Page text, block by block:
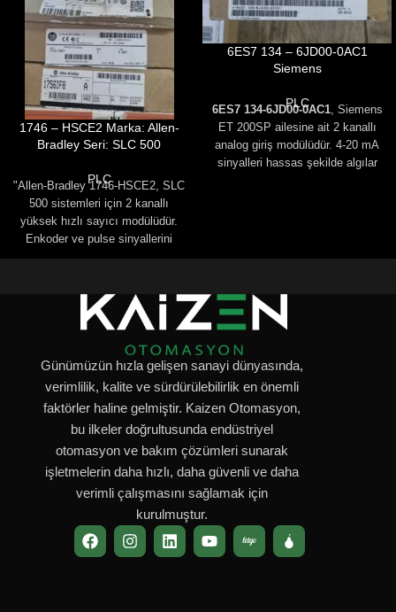
1746 – HSCE2 Marka: Allen-
Bradley Seri: SLC 500
PLC
"Allen-Bradley 1746-HSCE2, SLC
500 sistemleri için 2 kanallı
yüksek hızlı sayıcı modülüdür.
Enkoder ve pulse sinyallerini
hassas biçimde işler."
6ES7 134 – 6JD00-0AC1
Siemens
PLC
6ES7 134-6JD00-0AC1, Siemens
ET 200SP ailesine ait 2 kanallı
analog giriş modülüdür. 4-20 mA
sinyalleri hassas şekilde algılar
Günümüzün hızla gelişen sanayi dünyasında,
verimlilik, kalite ve sürdürülebilirlik en önemli
faktörler haline gelmiştir. Kaizen Otomasyon,
bu ilkeler doğrultusunda endüstriyel
otomasyon ve bakım çözümleri sunarak
işletmelerin daha hızlı, daha güvenli ve daha
verimli çalışmasını sağlamak için
kurulmuştur.